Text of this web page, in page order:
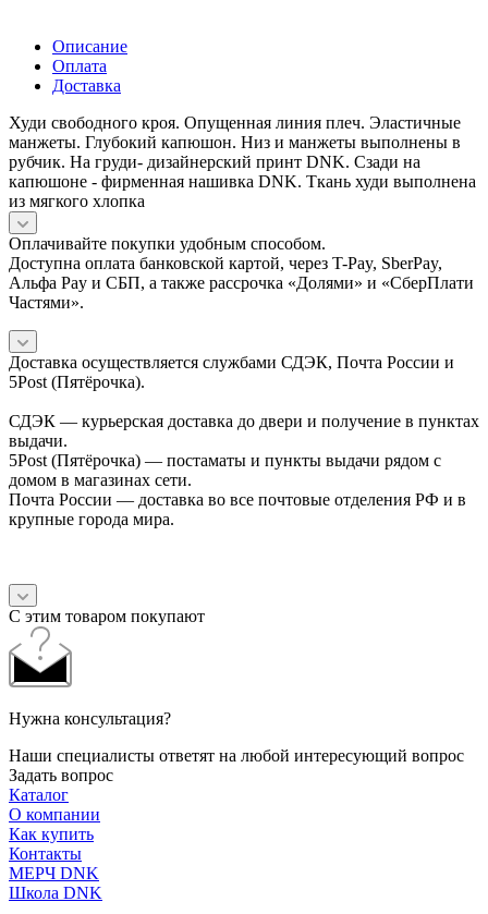
Описание
Оплата
Доставка
Худи свободного кроя. Опущенная линия плеч. Эластичные
манжеты. Глубокий капюшон. Низ и манжеты выполнены в
рубчик. На груди- дизайнерский принт DNK. Сзади на
капюшоне - фирменная нашивка DNK. Ткань худи выполнена
из мягкого хлопка
Оплачивайте покупки удобным способом.
Доступна оплата банковской картой, через T-Pay, SberPay,
Альфа Pay и СБП, а также рассрочка «Долями» и «СберПлати
Частями».
Доставка осуществляется службами СДЭК, Почта России и
5Post (Пятёрочка).
СДЭК — курьерская доставка до двери и получение в пунктах
выдачи.
5Post (Пятёрочка) — постаматы и пункты выдачи рядом с
домом в магазинах сети.
Почта России — доставка во все почтовые отделения РФ и в
крупные города мира.
С этим товаром покупают
Нужна консультация?
Наши специалисты ответят на любой интересующий вопрос
Задать вопрос
Каталог
О компании
Как купить
Контакты
МЕРЧ DNK
Школа DNK